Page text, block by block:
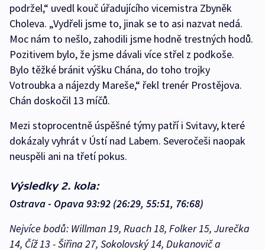
podržel,“ uvedl kouč úřadujícího vicemistra Zbyněk
Choleva. „Vydřeli jsme to, jinak se to asi nazvat nedá.
Moc nám to nešlo, zahodili jsme hodně trestných hodů.
Pozitivem bylo, že jsme dávali více střel z podkoše.
Bylo těžké bránit výšku Chána, do toho trojky
Votroubka a nájezdy Mareše,“ řekl trenér Prostějova.
Chán doskočil 13 míčů.
Mezi stoprocentně úspěšné týmy patří i Svitavy, které
dokázaly vyhrát v Ústí nad Labem. Severočeši naopak
neuspěli ani na třetí pokus.
Výsledky 2. kola:
Ostrava - Opava 93:92 (26:29, 55:51, 76:68)
Nejvíce bodů: Willman 19, Ruach 18, Folker 15, Jurečka
14, Číž 13 - Šiřina 27, Sokolovský 14, Dukanovič a